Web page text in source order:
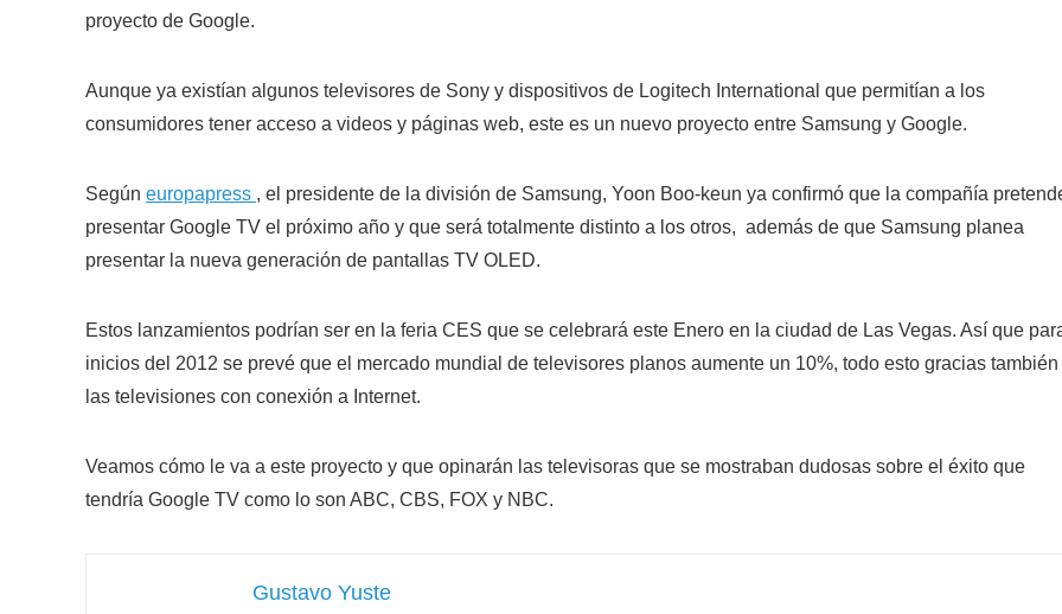
proyecto de Google.
Aunque ya existían algunos televisores de Sony y dispositivos de Logitech International que permitían a los
consumidores tener acceso a videos y páginas web, este es un nuevo proyecto entre Samsung y Google.
Según europapress , el presidente de la división de Samsung, Yoon Boo-keun ya confirmó que la compañía
presentar Google TV el próximo año y que será totalmente distinto a los otros, además de que Samsung planea
presentar la nueva generación de pantallas TV OLED.
Estos lanzamientos podrían ser en la feria CES que se celebrará este Enero en la ciudad de Las Vegas. Así que
inicios del 2012 se prevé que el mercado mundial de televisores planos aumente un 10%, todo esto gracias también
las televisiones con conexión a Internet.
Veamos cómo le va a este proyecto y que opinarán las televisoras que se mostraban dudosas sobre el éxito que
tendría Google TV como lo son ABC, CBS, FOX y NBC.
Gustavo Yuste